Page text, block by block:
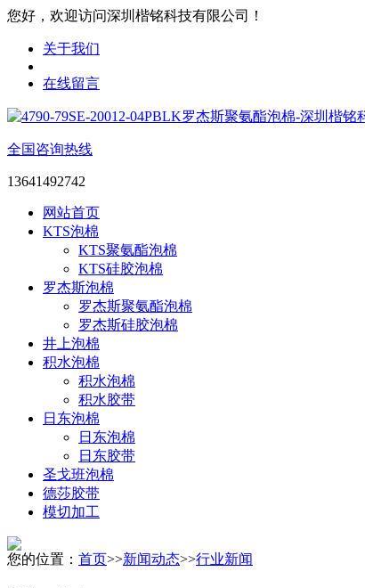
您好，欢迎访问深圳楷铭科技有限公司！
关于我们
在线留言
全国咨询热线
13641492742
网站首页
KTS泡棉
KTS聚氨酯泡棉
KTS硅胶泡棉
罗杰斯泡棉
罗杰斯聚氨酯泡棉
罗杰斯硅胶泡棉
井上泡棉
积水泡棉
积水泡棉
积水胶带
日东泡棉
日东泡棉
日东胶带
圣戈班泡棉
德莎胶带
模切加工
您的位置： 首页>>新闻动态>>行业新闻